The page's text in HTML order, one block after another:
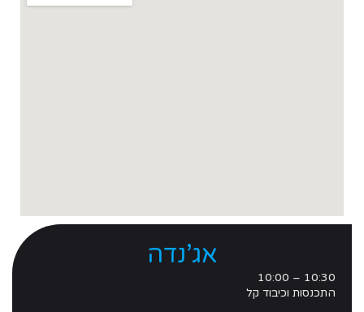
אג’נדה
10:30 – 10:00
התכנסות וכיבוד קל